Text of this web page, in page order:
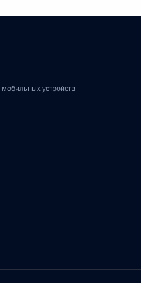
устройств